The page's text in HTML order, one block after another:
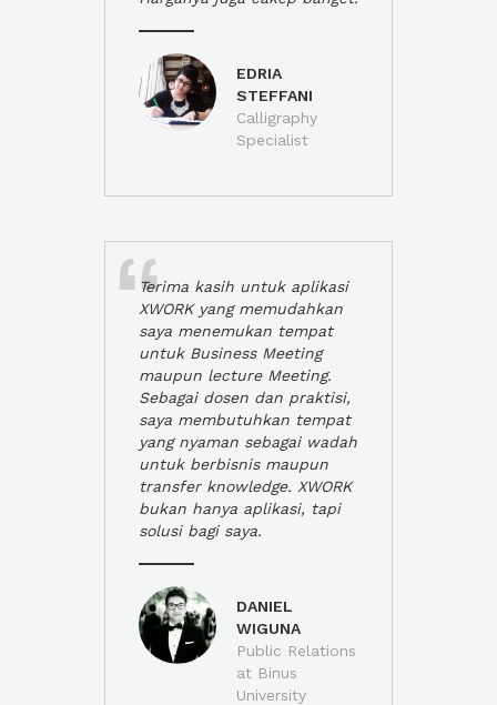
EDRIA
STEFFANI
Calligraphy
Specialist
Terima kasih untuk aplikasi
XWORK yang memudahkan
saya menemukan tempat
untuk Business Meeting
maupun lecture Meeting.
Sebagai dosen dan praktisi,
saya membutuhkan tempat
yang nyaman sebagai wadah
untuk berbisnis maupun
transfer knowledge. XWORK
bukan hanya aplikasi, tapi
solusi bagi saya.
DANIEL
WIGUNA
Public Relations
at Binus
University